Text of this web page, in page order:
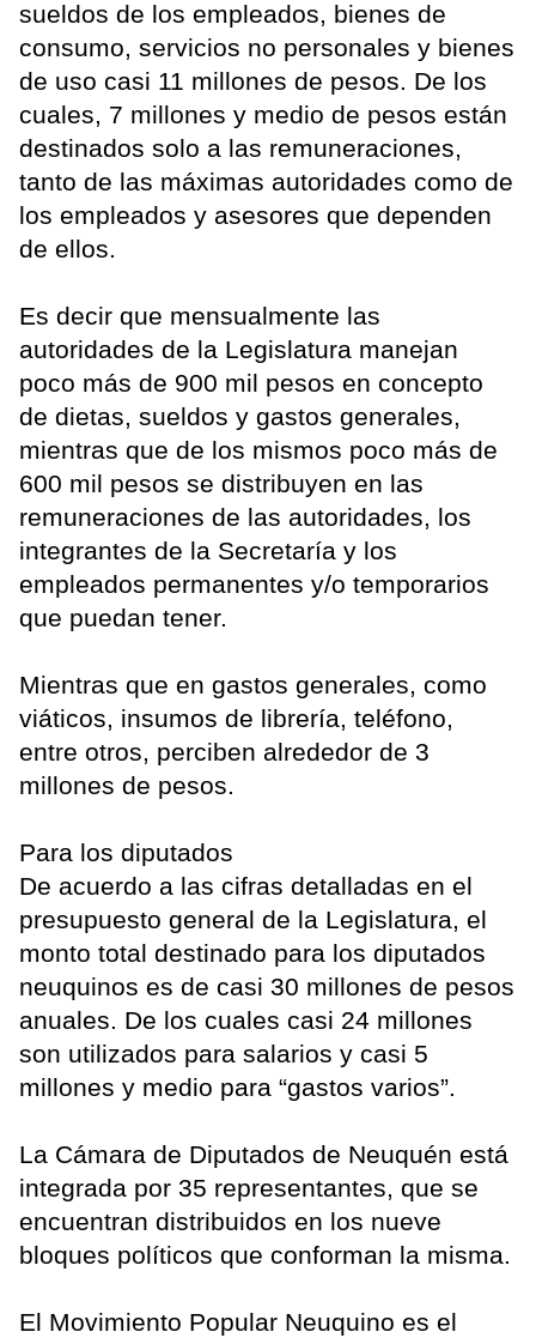
sueldos de los empleados, bienes de
consumo, servicios no personales y bienes
de uso casi 11 millones de pesos. De los
cuales, 7 millones y medio de pesos están
destinados solo a las remuneraciones,
tanto de las máximas autoridades como de
los empleados y asesores que dependen
de ellos.
Es decir que mensualmente las
autoridades de la Legislatura manejan
poco más de 900 mil pesos en concepto
de dietas, sueldos y gastos generales,
mientras que de los mismos poco más de
600 mil pesos se distribuyen en las
remuneraciones de las autoridades, los
integrantes de la Secretaría y los
empleados permanentes y/o temporarios
que puedan tener.
Mientras que en gastos generales, como
viáticos, insumos de librería, teléfono,
entre otros, perciben alrededor de 3
millones de pesos.
Para los diputados
De acuerdo a las cifras detalladas en el
presupuesto general de la Legislatura, el
monto total destinado para los diputados
neuquinos es de casi 30 millones de pesos
anuales. De los cuales casi 24 millones
son utilizados para salarios y casi 5
millones y medio para “gastos varios”.
La Cámara de Diputados de Neuquén está
integrada por 35 representantes, que se
encuentran distribuidos en los nueve
bloques políticos que conforman la misma.
El Movimiento Popular Neuquino es el